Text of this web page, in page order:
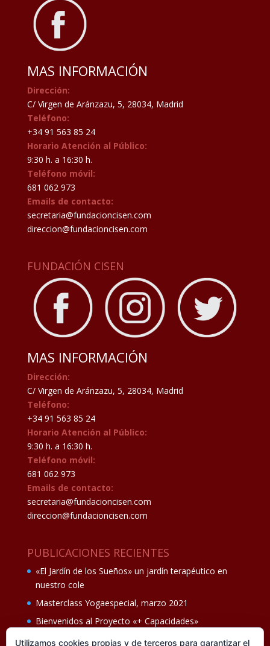
MAS INFORMACIÓN
Dirección:
C/ Virgen de Aránzazu, 5, 28034, Madrid
Teléfono:
+34 91 563 85 24
Horario Atención al Público:
9:30 h. a 16:30 h.
Teléfono móvil:
681 062 973
Emails de contacto:
secretaria@fundacioncisen.com
direccion@fundacioncisen.com
FUNDACIÓN CISEN
MAS INFORMACIÓN
Dirección:
C/ Virgen de Aránzazu, 5, 28034, Madrid
Teléfono:
+34 91 563 85 24
Horario Atención al Público:
9:30 h. a 16:30 h.
Teléfono móvil:
681 062 973
Emails de contacto:
secretaria@fundacioncisen.com
direccion@fundacioncisen.com
PUBLICACIONES RECIENTES
«El Jardín de los Sueños» un jardín terapéutico en
nuestro cole
Masterclass Yogaespecial, marzo 2021
Bienvenidos al Proyecto «+ Capacidades»
Fiesta de fin de curso Los oficios 14 de junio
Utilizamos cookies propias y de terceros para garantizar el